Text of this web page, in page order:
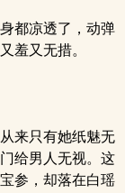
都凉透了，动弹
羞又无措。
来只有她纸魅无
给男人无视。这
参，却落在白瑶